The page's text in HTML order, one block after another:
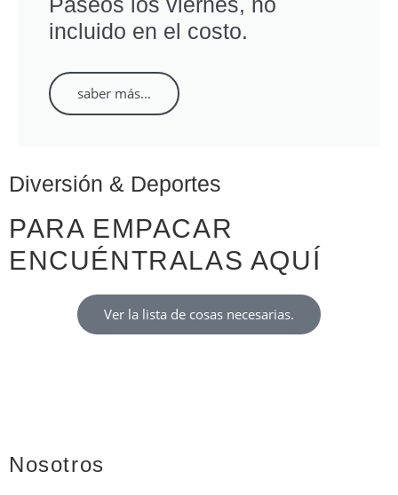
incluido en el costo.
saber más...
Diversión & Deportes
PARA EMPACAR
ENCUÉNTRALAS AQUÍ
Ver la lista de cosas necesarias.
Nosotros